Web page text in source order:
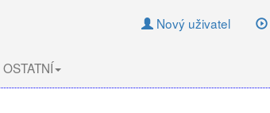
Nový uživatel
OSTATNÍ